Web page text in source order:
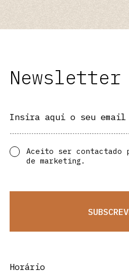
Newsletter
Insira aqui o seu email
Aceito ser contactado
de marketing.
Horário